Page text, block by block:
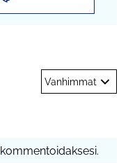
Vanhimmat
kommentoidaksesi.